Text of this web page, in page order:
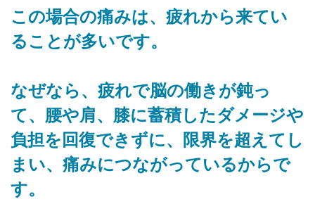
この場合の痛みは、疲れから来てい
ることが多いです。
なぜなら、疲れで脳の働きが鈍っ
て、腰や肩、膝に蓄積したダメージや
負担を回復できずに、限界を超えてし
まい、痛みにつながっているからで
す。